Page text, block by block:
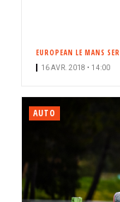
EUROPEAN LE MANS
16 AVR. 2018 • 14:00
AUTO